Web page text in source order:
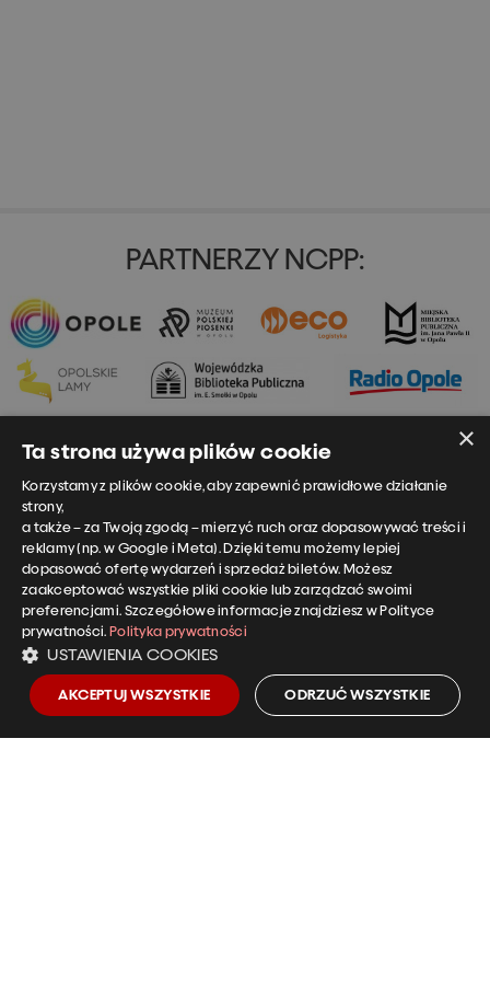
PARTNERZY NCPP:
Narodowe Centrum Polskiej Piosenki
ul. Piastowska 14A
45-081 Opole
×
Ta strona używa plików cookie
Korzystamy z plików cookie, aby zapewnić prawidłowe działanie
strony,
a także – za Twoją zgodą – mierzyć ruch oraz dopasowywać treści i
reklamy (np. w Google i Meta). Dzięki temu możemy lepiej
dopasować ofertę wydarzeń i sprzedaż biletów. Możesz
zaakceptować wszystkie pliki cookie lub zarządzać swoimi
preferencjami. Szczegółowe informacje znajdziesz w Polityce
prywatności. Polityka prywatności
USTAWIENIA COOKIES
AKCEPTUJ WSZYSTKIE ODRZUĆ WSZYSTKIE